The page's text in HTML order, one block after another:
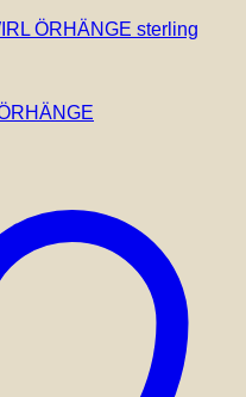
ÖRHÄNGE sterling